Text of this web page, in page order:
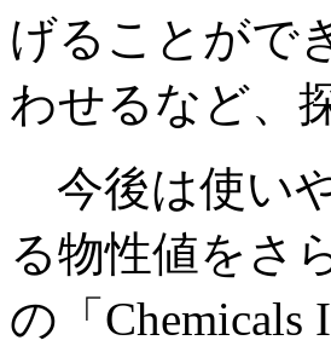
げることがで
わせるなど、
今後は使い
る物性値をさ
の「